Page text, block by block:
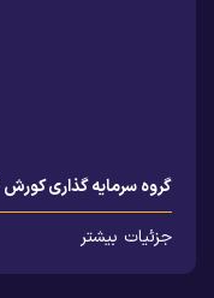
گروه سرمایه گذاری کورش
جزئیات بیشتر